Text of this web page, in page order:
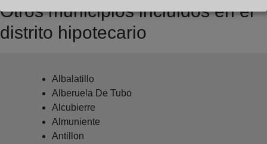
Otros municipios incluidos en el
distrito hipotecario
Albalatillo
Alberuela De Tubo
Alcubierre
Almuniente
Antillon